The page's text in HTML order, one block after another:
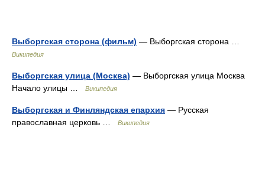
Выборгская сторона (фильм) — Выборгская сторона …
Википедия
Выборгская улица (Москва) — Выборгская улица Москва
Начало улицы …
Википедия
Выборгская и Финляндская епархия — Русская
православная церковь …
Википедия